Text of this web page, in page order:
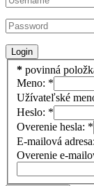
* povinná
Meno: *
Užívateľské
Heslo: *
Overenie hesla: *
E-mailová adresa:
Overenie e-